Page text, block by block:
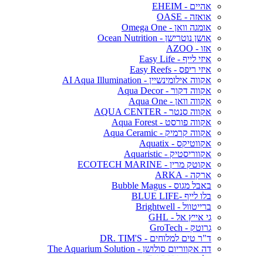
אהיים - EHEIM
אואזה - OASE
אומגה וואן - Omega One
אושן נוטרישן - Ocean Nutrition
אזו - AZOO
איזי לייף - Easy Life
איזי ריפס - Easy Reefs
אקווה אילומינשיין - AI Aqua Illumination
אקווה דקור - Aqua Decor
אקווה וואן - Aqua One
אקווה סנטר - AQUA CENTER
אקווה פורסט - Aqua Forest
אקווה קרמיק - Aqua Ceramic
אקווטיקס - Aquatix
אקווריסטיק - Aquaristic
אקוטק מרין - ECOTECH MARINE
ארקה - ARKA
באבל מגוס - Bubble Magus
בלו לייף -BLUE LIFE
ברייטוול - Brightwell
גי אייץ אל - GHL
גרוטק - GroTech
ד"ר טים למלוחים - DR. TIM'S
דה אקווריום סולושן - The Aquarium Solution